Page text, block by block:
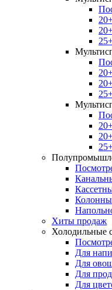
Хиты продаж
Холодильные
Для
Для
Для
Для